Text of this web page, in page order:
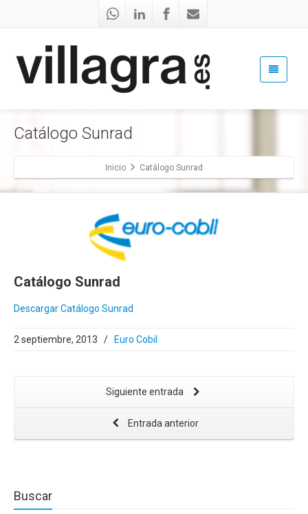
Catálogo Sunrad
Inicio Catálogo Sunrad
Catálogo Sunrad
Descargar Catálogo Sunrad
2 septiembre, 2013 / Euro Cobil
Siguiente entrada
Entrada anterior
Buscar